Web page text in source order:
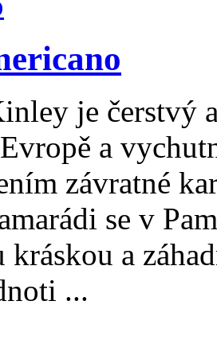
je čerstvý
a
závratné
se v
kráskou a
...